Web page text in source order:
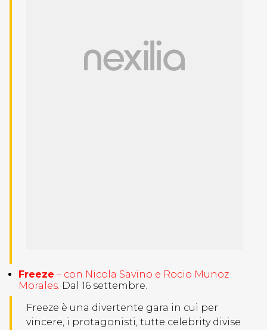
Freeze – con Nicola Savino e Rocio Munoz
Morales. Dal 16 settembre.
Freeze è una divertente gara in cui per
vincere, i protagonisti, tutte celebrity divise